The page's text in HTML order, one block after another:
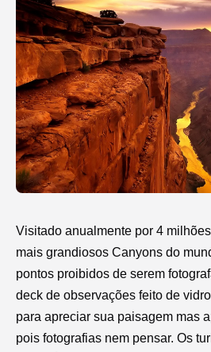
Visitado anualmente por 4
mais grandiosos Canyons do
pontos proibidos de serem
deck de observações feito de
para apreciar sua paisagem mas
pois fotografias nem pensar. Os